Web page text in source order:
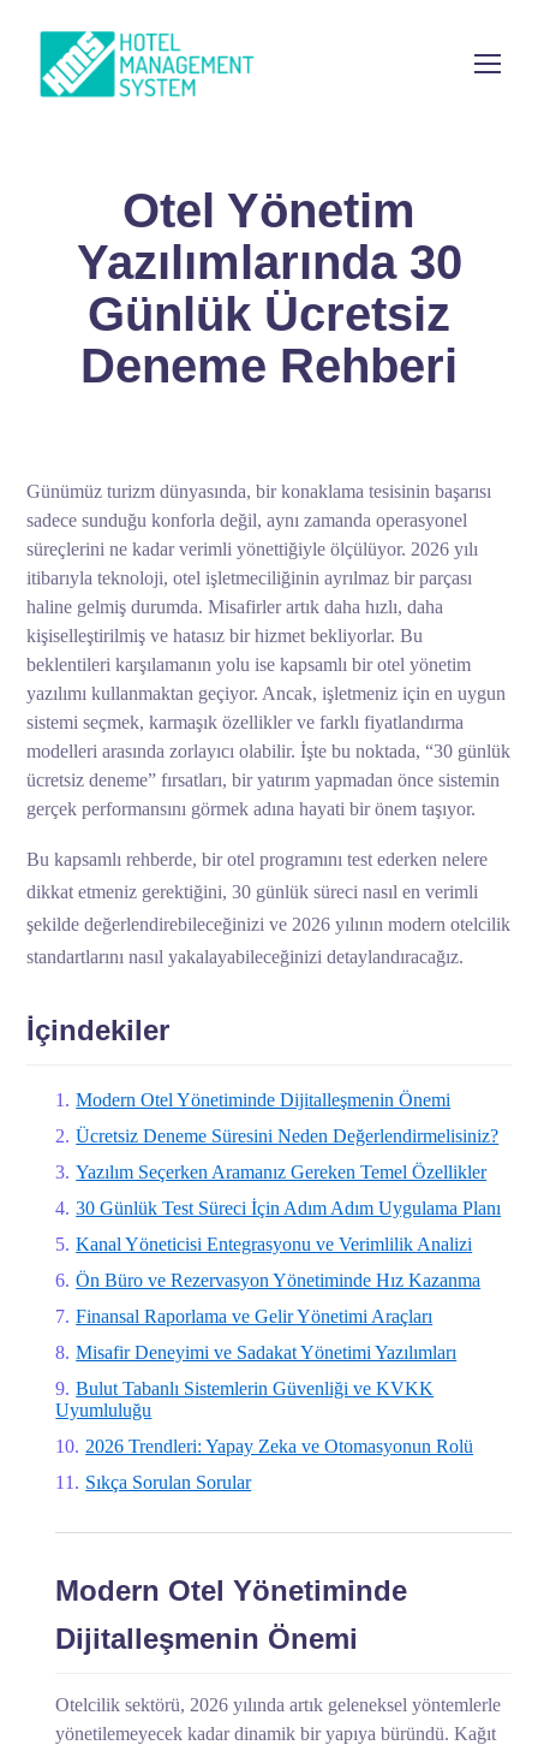
Otel Yönetim
Yazılımlarında 30
Günlük Ücretsiz
Deneme Rehberi
Günümüz turizm dünyasında, bir konaklama tesisinin başarısı
sadece sunduğu konforla değil, aynı zamanda operasyonel
süreçlerini ne kadar verimli yönettiğiyle ölçülüyor. 2026 yılı
itibarıyla teknoloji, otel işletmeciliğinin ayrılmaz bir parçası
haline gelmiş durumda. Misafirler artık daha hızlı, daha
kişiselleştirilmiş ve hatasız bir hizmet bekliyorlar. Bu
beklentileri karşılamanın yolu ise kapsamlı bir otel yönetim
yazılımı kullanmaktan geçiyor. Ancak, işletmeniz için en uygun
sistemi seçmek, karmaşık özellikler ve farklı fiyatlandırma
modelleri arasında zorlayıcı olabilir. İşte bu noktada, “30 günlük
ücretsiz deneme” fırsatları, bir yatırım yapmadan önce sistemin
gerçek performansını görmek adına hayati bir önem taşıyor.
Bu kapsamlı rehberde, bir otel programını test ederken nelere
dikkat etmeniz gerektiğini, 30 günlük süreci nasıl en verimli
şekilde değerlendirebileceğinizi ve 2026 yılının modern otelcilik
standartlarını nasıl yakalayabileceğinizi detaylandıracağız.
İçindekiler
Modern Otel Yönetiminde Dijitalleşmenin Önemi
Ücretsiz Deneme Süresini Neden Değerlendirmelisiniz?
Yazılım Seçerken Aramanız Gereken Temel Özellikler
30 Günlük Test Süreci İçin Adım Adım Uygulama Planı
Kanal Yöneticisi Entegrasyonu ve Verimlilik Analizi
Ön Büro ve Rezervasyon Yönetiminde Hız Kazanma
Finansal Raporlama ve Gelir Yönetimi Araçları
Misafir Deneyimi ve Sadakat Yönetimi Yazılımları
Bulut Tabanlı Sistemlerin Güvenliği ve KVKK
Uyumluluğu
2026 Trendleri: Yapay Zeka ve Otomasyonun Rolü
Sıkça Sorulan Sorular
Modern Otel Yönetiminde
Dijitalleşmenin Önemi
Otelcilik sektörü, 2026 yılında artık geleneksel yöntemlerle
yönetilemeyecek kadar dinamik bir yapıya büründü. Kağıt